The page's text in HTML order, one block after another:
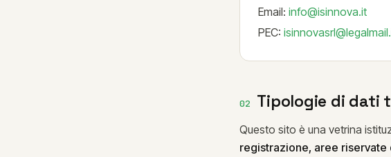
Email: info@isinnova.it
PEC:
02 Tipologie di dati
Questo sito è una vetrina
registrazione, aree